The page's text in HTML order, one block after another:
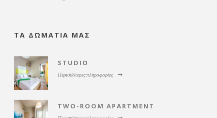
ΤΑ ΔΩΜΆΤΙΆ ΜΑΣ
STUDIO
Περισσότερες πληροφορίες
TWO-ROOM APARTMENT